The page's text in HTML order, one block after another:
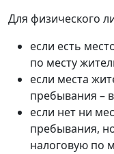
Для физического
если есть
по месту
если места
пребывания –
если нет ни
пребывания,
налоговую по